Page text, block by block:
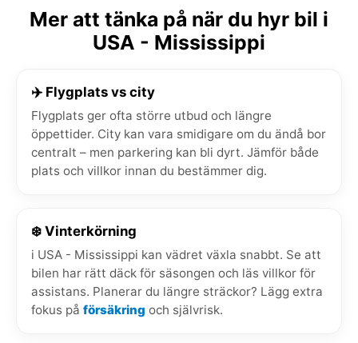
Mer att tänka på när du hyr bil i
USA - Mississippi
✈️ Flygplats vs city
Flygplats ger ofta större utbud och längre
öppettider. City kan vara smidigare om du ändå bor
centralt – men parkering kan bli dyrt. Jämför både
plats och villkor innan du bestämmer dig.
❄️ Vinterkörning
i USA - Mississippi kan vädret växla snabbt. Se att
bilen har rätt däck för säsongen och läs villkor för
assistans. Planerar du längre sträckor? Lägg extra
fokus på försäkring och självrisk.